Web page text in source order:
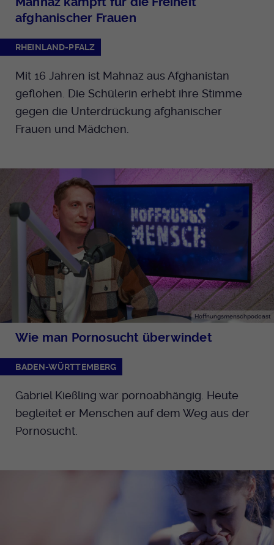
afghanischer Frauen
RHEINLAND-PFALZ
Mit 16 Jahren ist Mahnaz aus Afghanistan
geflohen. Die Schülerin erhebt ihre Stimme
gegen die Unterdrückung afghanischer
Frauen und Mädchen.
Hoffnungsmenschpodcast
Wie man Pornosucht überwindet
BADEN-WÜRTTEMBERG
Gabriel Kießling war pornoabhängig. Heute
begleitet er Menschen auf dem Weg aus der
Pornosucht.